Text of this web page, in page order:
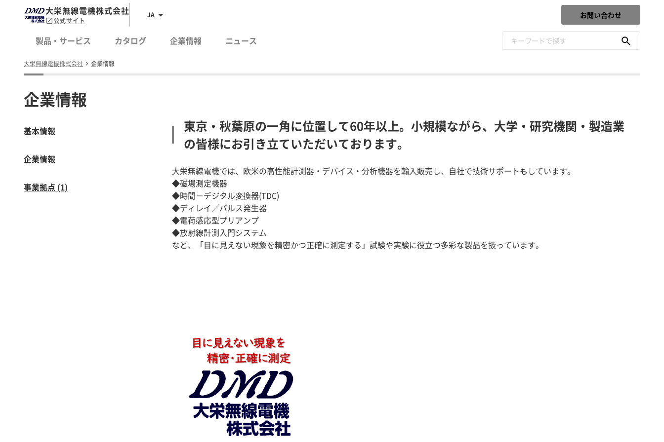
大栄無線電機株式会社
公式サイト
JA お問い合わせ
製品・サービス カタログ 企業情報 ニュース
大栄無線電機株式会社 企業情報
企業情報
基本情報
企業情報
事業拠点 (1)
東京・秋葉原の一角に位置して60年以上。小規模ながら、大学・研究機関・製造業
の皆様にお引き立ていただいております。
大栄無線電機では、欧米の高性能計測器・デバイス・分析機器を輸入販売し、自社で技術サポートもしています。
◆磁場測定機器
◆時間－デジタル変換器(TDC)
◆ディレイ／パルス発生器
◆電荷感応型プリアンプ
◆放射線計測入門システム
など、「目に見えない現象を精密かつ正確に測定する」試験や実験に役立つ多彩な製品を扱っています。